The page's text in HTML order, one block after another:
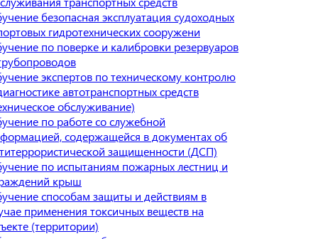
безопасная эксплуатация судоходных
гидротехнических сооружени
по поверке и калибровки резервуаров
экспертов по техническому контролю
автотранспортных средств
обслуживание)
по работе со служебной
содержащейся в документах об
защищенности (ДСП)
по испытаниям пожарных лестниц и
крыш
способам защиты и действиям в
применения токсичных веществ на
(территории)